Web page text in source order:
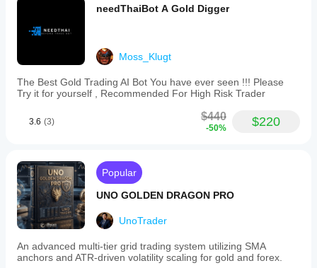
needThaiBot A Gold Digger
Moss_Klugt
The Best Gold Trading AI Bot You have ever seen !!! Please
Try it for yourself , Recommended For High Risk Trader
3.6 (3) $440
-50% $220
Popular
UNO GOLDEN DRAGON PRO
UnoTrader
An advanced multi-tier grid trading system utilizing SMA
anchors and ATR-driven volatility scaling for gold and forex.